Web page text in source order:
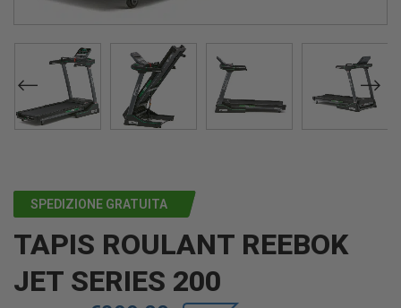
SPEDIZIONE GRATUITA
TAPIS ROULANT REEBOK
JET SERIES 200